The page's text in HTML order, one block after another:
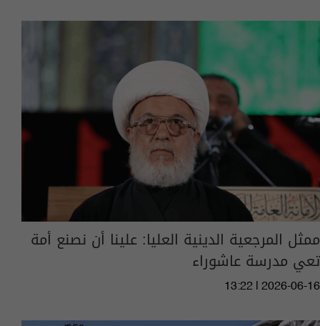
ممثل المرجعية الدينية العليا: علينا أن نصنع أمة
تعي مدرسة عاشوراء
13:22 | 2026-06-16